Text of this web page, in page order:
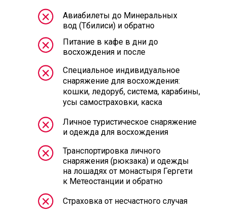
Авиабилеты до Минеральных
вод (Тбилиси) и обратно
Питание в кафе в дни до
восхождения и после
Транспортировка личного
снаряжения (рюкзака) и одежды
на лошадях от монастыря Гергети
к Метеостанции и обратно
Специальное индивидуальное
снаряжение для восхождения:
кошки, ледоруб, система, карабины,
усы самостраховки, каска
Личное туристическое снаряжение
и одежда для восхождения
Страховка от несчастного случая